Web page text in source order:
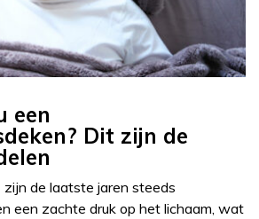
een
Dit zijn de
de laatste jaren steeds
een zachte druk op het lichaam, wat